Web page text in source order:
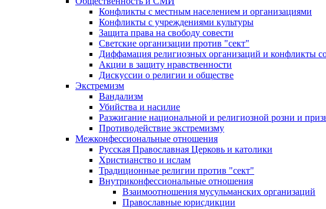
Конфликты с местным населением и организациями
Конфликты с учреждениями культуры
Защита права на свободу совести
Светские организации против "сект"
Диффамация религиозных организаций и конфликты
Акции в защиту нравственности
Дискуссии о религии и обществе
Экстремизм
Вандализм
Убийства и насилие
Разжигание национальной и религиозной розни и
Противодействие экстремизму
Межконфессиональные отношения
Русская Православная Церковь и католики
Христианство и ислам
Традиционные религии против "сект"
Внутриконфессиональные отношения
Взаимоотношения мусульманских организаций
Православные юрисдикции